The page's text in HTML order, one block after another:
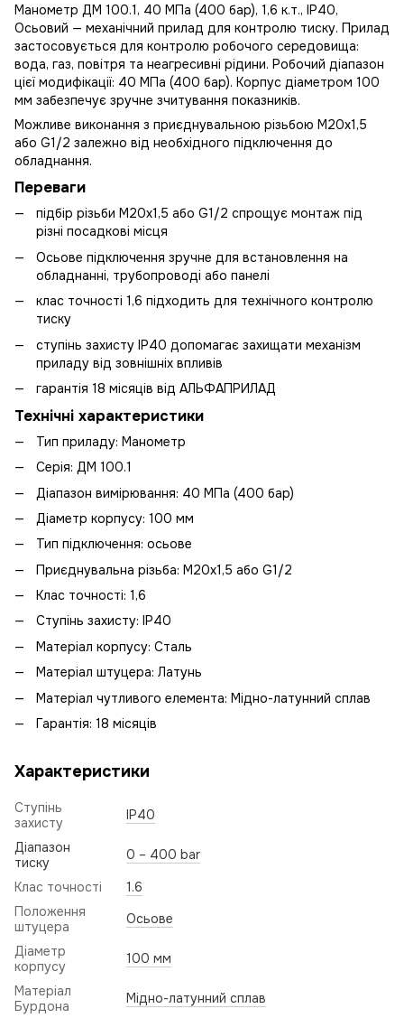
Манометр ДМ 100.1, 40 МПа (400 бар), 1,6 к.т., IP40,
Осьовий — механічний прилад для контролю тиску. Прилад
застосовується для контролю робочого середовища:
вода, газ, повітря та неагресивні рідини. Робочий діапазон
цієї модифікації: 40 МПа (400 бар). Корпус діаметром 100
мм забезпечує зручне зчитування показників.
Можливе виконання з приєднувальною різьбою М20х1,5
або G1/2 залежно від необхідного підключення до
обладнання.
Переваги
підбір різьби М20х1,5 або G1/2 спрощує монтаж під
різні посадкові місця
Осьове підключення зручне для встановлення на
обладнанні, трубопроводі або панелі
клас точності 1,6 підходить для технічного контролю
тиску
ступінь захисту IP40 допомагає захищати механізм
приладу від зовнішніх впливів
гарантія 18 місяців від АЛЬФАПРИЛАД
Технічні характеристики
Тип приладу: Манометр
Серія: ДМ 100.1
Діапазон вимірювання: 40 МПа (400 бар)
Діаметр корпусу: 100 мм
Тип підключення: осьове
Приєднувальна різьба: М20х1,5 або G1/2
Клас точності: 1,6
Ступінь захисту: IP40
Матеріал корпусу: Сталь
Матеріал штуцера: Латунь
Матеріал чутливого елемента: Мідно-латунний сплав
Гарантія: 18 місяців
Характеристики
Ступінь
захисту
IP40
Діапазон
тиску
0 – 400 bar
Клас точності
1.6
Положення
штуцера
Осьове
Діаметр
корпусу
100 мм
Матеріал
Бурдона
Мідно-латунний сплав